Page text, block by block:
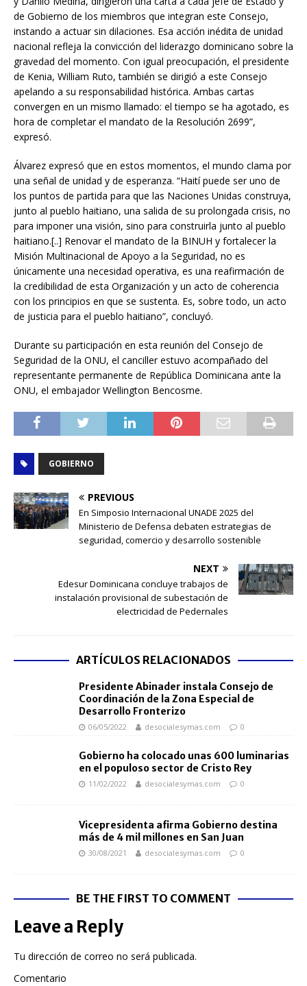
de Gobierno de los miembros que integran este Consejo,
instando a actuar sin dilaciones. Esa acción inédita de unidad
nacional refleja la convicción del liderazgo dominicano sobre la
gravedad del momento. Con igual preocupación, el presidente
de Kenia, William Ruto, también se dirigió a este Consejo
apelando a su responsabilidad histórica. Ambas cartas
convergen en un mismo llamado: el tiempo se ha agotado, es
hora de completar el mandato de la Resolución 2699”,
expresó.
Álvarez expresó que en estos momentos, el mundo clama por
una señal de unidad y de esperanza. “Haití puede ser uno de
los puntos de partida para que las Naciones Unidas construya,
junto al pueblo haitiano, una salida de su prolongada crisis, no
para imponer una visión, sino para construirla junto al pueblo
haitiano.[..] Renovar el mandato de la BINUH y fortalecer la
Misión Multinacional de Apoyo a la Seguridad, no es
únicamente una necesidad operativa, es una reafirmación de
la credibilidad de esta Organización y un acto de coherencia
con los principios en que se sustenta. Es, sobre todo, un acto
de justicia para el pueblo haitiano”, concluyó.
Durante su participación en esta reunión del Consejo de
Seguridad de la ONU, el canciller estuvo acompañado del
representante permanente de República Dominicana ante la
ONU, el embajador Wellington Bencosme.
GOBIERNO
PREVIOUS
En Simposio Internacional UNADE 2025 del
Ministerio de Defensa debaten estrategias de
seguridad, comercio y desarrollo sostenible
NEXT
Edesur Dominicana concluye trabajos de
instalación provisional de subestación de
electricidad de Pedernales
ARTÍCULOS RELACIONADOS
Presidente Abinader instala Consejo de
Coordinación de la Zona Especial de
Desarrollo Fronterizo
06/05/2022 desocialesymas.com 0
Gobierno ha colocado unas 600 luminarias
en el populoso sector de Cristo Rey
11/02/2022 desocialesymas.com 0
Vicepresidenta afirma Gobierno destina
más de 4 mil millones en San Juan
30/08/2021 desocialesymas.com 0
BE THE FIRST TO COMMENT
Leave a Reply
Tu dirección de correo no será publicada.
Comentario